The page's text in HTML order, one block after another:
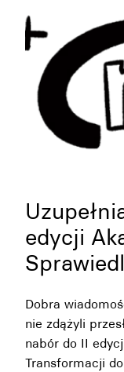
edycji
Dobra
nie zdążyli
nabór do II
Transformacji